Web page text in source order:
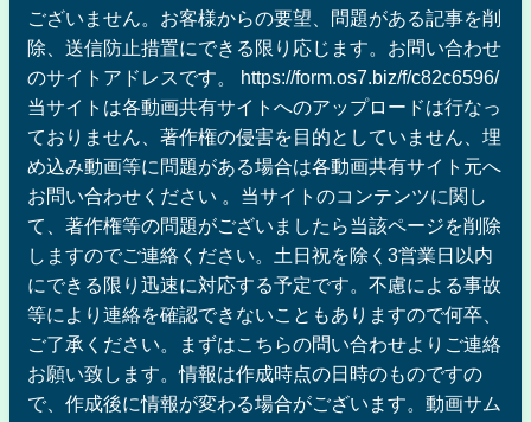
ございません。お客様からの要望、問題がある記事を削
除、送信防止措置にできる限り応じます。お問い合わせ
のサイトアドレスです。 https://form.os7.biz/f/c82c6596/
当サイトは各動画共有サイトへのアップロードは行なっ
ておりません、著作権の侵害を目的としていません、埋
め込み動画等に問題がある場合は各動画共有サイト元へ
お問い合わせください 。当サイトのコンテンツに関し
て、著作権等の問題がございましたら当該ページを削除
しますのでご連絡ください。土日祝を除く3営業日以内
にできる限り迅速に対応する予定です。不慮による事故
等により連絡を確認できないこともありますので何卒、
ご了承ください。まずはこちらの問い合わせよりご連絡
お願い致します。情報は作成時点の日時のものですの
で、作成後に情報が変わる場合がございます。動画サム